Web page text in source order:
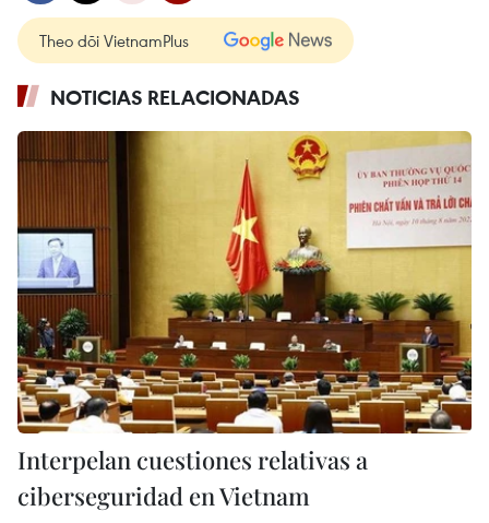
Theo dõi VietnamPlus
NOTICIAS RELACIONADAS
Interpelan cuestiones relativas a
ciberseguridad en Vietnam